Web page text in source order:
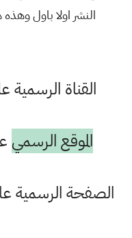
النشر اولا باول وهذه
القناة الرسمية
الموقع الرسمي
الصفحة الرسمية